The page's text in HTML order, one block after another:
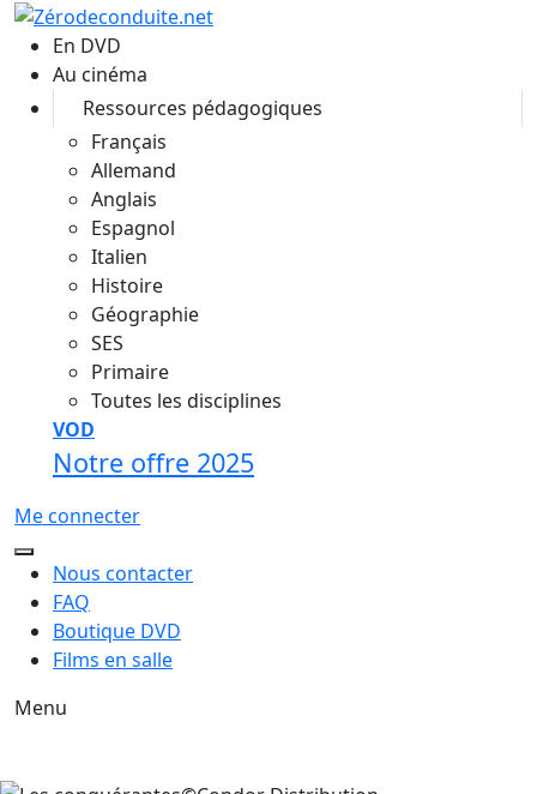
Aller au contenu principal
En DVD
Au cinéma
Ressources pédagogiques
Français
Allemand
Anglais
Espagnol
Italien
Histoire
Géographie
SES
Primaire
Toutes les disciplines
VOD
Notre offre 2025
Me connecter
Nous contacter
FAQ
Boutique DVD
Films en salle
Menu